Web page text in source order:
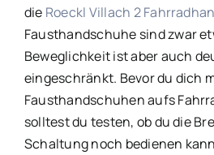
die Roeckl Villach 2
Fausthandschuhe sind zwar
Beweglichkeit ist aber auch
eingeschränkt. Bevor du dich
Fausthandschuhen aufs
solltest du testen, ob du die
Schaltung noch bedienen